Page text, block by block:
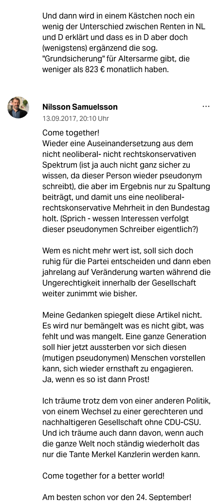
Und dann wird in einem Kästchen noch ein
wenig der Unterschied zwischen Renten in NL
und D erklärt und dass es in D aber doch
(wenigstens) ergänzend die sog.
"Grundsicherung" für Altersarme gibt, die
weniger als 823 € monatlich haben.
Nilsson Samuelsson
13.09.2017, 20:10 Uhr
Come together!
Wieder eine Auseinandersetzung aus dem
nicht neoliberal- nicht rechtskonservativen
Spektrum (ist ja auch nicht ganz sicher zu
wissen, da dieser Person wieder pseudonym
schreibt), die aber im Ergebnis nur zu Spaltung
beiträgt, und damit uns eine neoliberal-
rechtskonservative Mehrheit in den Bundestag
holt. (Sprich - wessen Interessen verfolgt
dieser pseudonymen Schreiber eigentlich?)
Wem es nicht mehr wert ist, soll sich doch
ruhig für die Partei entscheiden und dann eben
jahrelang auf Veränderung warten während die
Ungerechtigkeit innerhalb der Gesellschaft
weiter zunimmt wie bisher.
Meine Gedanken spiegelt diese Artikel nicht.
Es wird nur bemängelt was es nicht gibt, was
fehlt und was mangelt. Eine ganze Generation
soll hier jetzt aussterben vor sich diesen
(mutigen pseudonymen) Menschen vorstellen
kann, sich wieder ernsthaft zu engagieren.
Ja, wenn es so ist dann Prost!
Ich träume trotz dem von einer anderen Politik,
von einem Wechsel zu einer gerechteren und
nachhaltigeren Gesellschaft ohne CDU-CSU.
Und ich träume auch dann davon, wenn auch
die ganze Welt noch ständig wiederholt das
nur die Tante Merkel Kanzlerin werden kann.
Come together for a better world!
Am besten schon vor den 24. September!